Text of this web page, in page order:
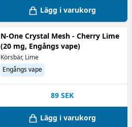
Lägg i varukorg
N-One Crystal Mesh - Cherry Lime
(20 mg, Engångs vape)
Körsbär, Lime
Engångs vape
89 SEK
Lägg i varukorg